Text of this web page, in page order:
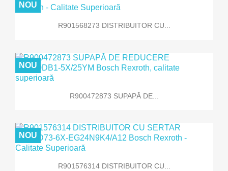
R901568273 DISTRIBUITOR CU...
NOU
R900472873 SUPAPĂ DE...
NOU
R901576314 DISTRIBUITOR CU...
NOU